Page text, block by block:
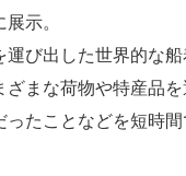
示。
運び出した世界的な船
ざまな荷物や特産品
ったことなどを短時